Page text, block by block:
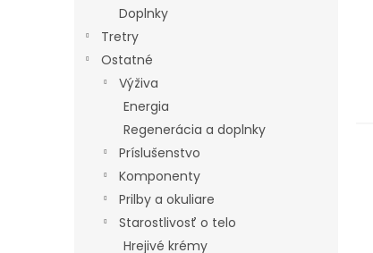
Doplnky
Tretry
Ostatné
Výživa
Energia
Regenerácia a doplnky
Príslušenstvo
Komponenty
Prilby a okuliare
Starostlivosť o telo
Hrejivé krémy